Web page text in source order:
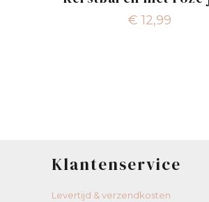
€ 12,99
Klantenservice
Levertijd & verzendkosten